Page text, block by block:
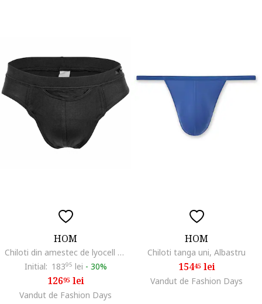
HOM
Chiloti din amestec de lyocell cu model uni, Negru
Initial: 18395 lei - 30%
12695lei
Vandut de Fashion Days
HOM
Chiloti tanga uni, Albastru
15445lei
Vandut de Fashion Days